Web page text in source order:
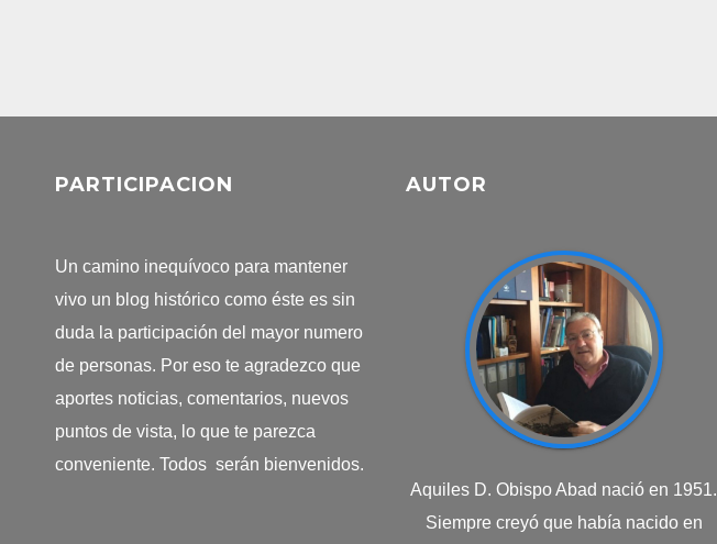
PARTICIPACION
Un camino inequívoco para mantener
vivo un blog histórico como éste es sin
duda la participación del mayor numero
de personas. Por eso te agradezco que
aportes noticias, comentarios, nuevos
puntos de vista, lo que te parezca
conveniente. Todos serán bienvenidos.
AUTOR
Aquiles D. Obispo Abad nació en 1951.
Siempre creyó que había nacido en